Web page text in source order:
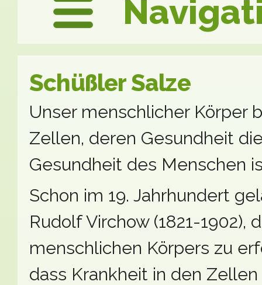
Schüßler Salze
Unser menschlicher Körper
Zellen, deren Gesundheit
Gesundheit des Menschen
Schon im 19. Jahrhundert
Rudolf Virchow (1821-
menschlichen Körpers zu
dass Krankheit in den